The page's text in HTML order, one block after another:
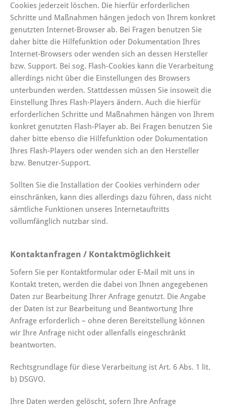
Cookies jederzeit löschen. Die hierfür erforderlichen
Schritte und Maßnahmen hängen jedoch von Ihrem konkret
genutzten Internet-Browser ab. Bei Fragen benutzen Sie
daher bitte die Hilfefunktion oder Dokumentation Ihres
Internet-Browsers oder wenden sich an dessen Hersteller
bzw. Support. Bei sog. Flash-Cookies kann die Verarbeitung
allerdings nicht über die Einstellungen des Browsers
unterbunden werden. Stattdessen müssen Sie insoweit die
Einstellung Ihres Flash-Players ändern. Auch die hierfür
erforderlichen Schritte und Maßnahmen hängen von Ihrem
konkret genutzten Flash-Player ab. Bei Fragen benutzen Sie
daher bitte ebenso die Hilfefunktion oder Dokumentation
Ihres Flash-Players oder wenden sich an den Hersteller
bzw. Benutzer-Support.
Sollten Sie die Installation der Cookies verhindern oder
einschränken, kann dies allerdings dazu führen, dass nicht
sämtliche Funktionen unseres Internetauftritts
vollumfänglich nutzbar sind.
Kontaktanfragen / Kontaktmöglichkeit
Sofern Sie per Kontaktformular oder E-Mail mit uns in
Kontakt treten, werden die dabei von Ihnen angegebenen
Daten zur Bearbeitung Ihrer Anfrage genutzt. Die Angabe
der Daten ist zur Bearbeitung und Beantwortung Ihre
Anfrage erforderlich – ohne deren Bereitstellung können
wir Ihre Anfrage nicht oder allenfalls eingeschränkt
beantworten.
Rechtsgrundlage für diese Verarbeitung ist Art. 6 Abs. 1 lit.
b) DSGVO.
Ihre Daten werden gelöscht, sofern Ihre Anfrage